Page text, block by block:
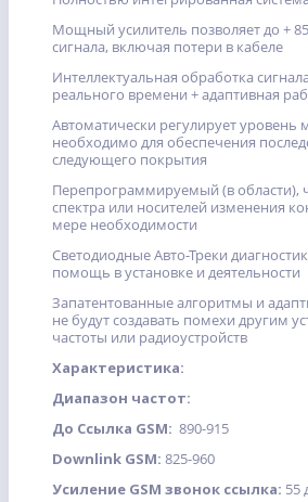
Мощный усилитель позволяет до +
сигнала, включая потери в кабеле
Интеллектуальная обработка
реального времени + адаптивная
Автоматически регулирует уровень
необходимо для обеспечения
следующего покрытия
Перепрограммируемый (в области),
спектра или носителей изменения
мере необходимости
Светодиодные Авто-Треки
помощь в установке и деятельности
Запатентованные алгоритмы и
не будут создавать помехи другим
частоты или радиоустройств
Характеристика:
Диапазон частот:
До Ссылка GSM: 890-915
Downlink GSM: 825-960
Усиление GSM звонок ссылка: 55